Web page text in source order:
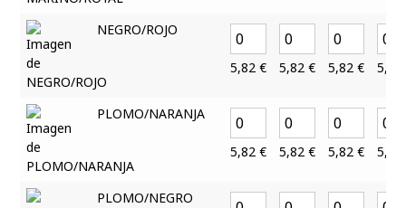
NEGRO/ROJO
5,82 € 5,82 € 5,82 € 5,82
PLOMO/NARANJA
5,82 € 5,82 € 5,82 € 5,82
PLOMO/NEGRO